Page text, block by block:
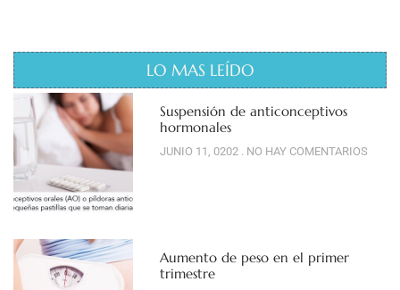
LO MAS LEÍDO
Suspensión de anticonceptivos
hormonales
JUNIO 11, 0202 NO HAY COMENTARIOS
Aumento de peso en el primer
trimestre